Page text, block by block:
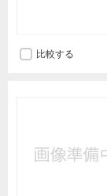
比較する